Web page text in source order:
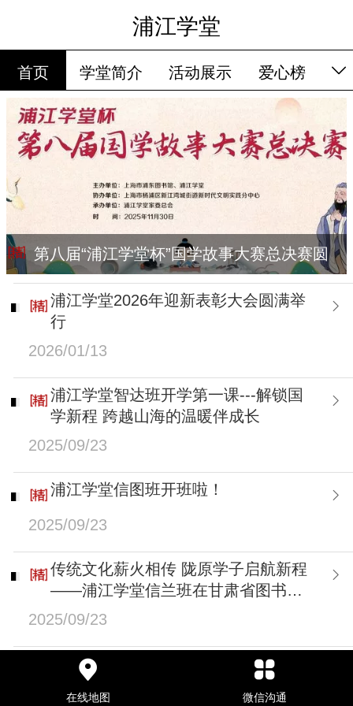
浦江学堂
首页 学堂简介 活动展示 爱心榜
第八届“浦江学堂杯”国学故事大赛总决赛圆
满落幕
浦江学堂2026年迎新表彰大会圆满举
行
2026/01/13
浦江学堂智达班开学第一课---解锁国
学新程 跨越山海的温暖伴成长
2025/09/23
浦江学堂信图班开班啦！
2025/09/23
传统文化薪火相传 陇原学子启航新程
——浦江学堂信兰班在甘肃省图书馆
开班
2025/09/23
传国学薪火，启蒙学新篇 | 浦江学堂信
觉班2025年秋季开班典礼圆满举行
在线地图 微信沟通